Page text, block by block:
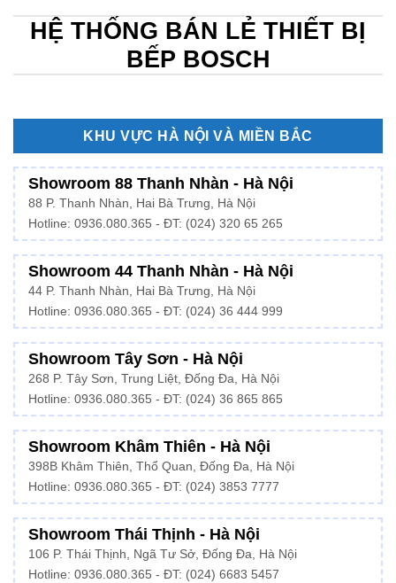
HỆ THỐNG BÁN LẺ THIẾT BỊ
BẾP BOSCH
KHU VỰC HÀ NỘI VÀ MIỀN BẮC
Showroom 88 Thanh Nhàn - Hà Nội
88 P. Thanh Nhàn, Hai Bà Trưng, Hà Nội
Hotline: 0936.080.365 - ĐT: (024) 320 65 265
Showroom 44 Thanh Nhàn - Hà Nội
44 P. Thanh Nhàn, Hai Bà Trưng, Hà Nội
Hotline: 0936.080.365 - ĐT: (024) 36 444 999
Showroom Tây Sơn - Hà Nội
268 P. Tây Sơn, Trung Liệt, Đống Đa, Hà Nội
Hotline: 0936.080.365 - ĐT: (024) 36 865 865
Showroom Khâm Thiên - Hà Nội
398B Khâm Thiên, Thổ Quan, Đống Đa, Hà Nội
Hotline: 0936.080.365 - ĐT: (024) 3853 7777
Showroom Thái Thịnh - Hà Nội
106 P. Thái Thịnh, Ngã Tư Sở, Đống Đa, Hà Nội
Hotline: 0936.080.365 - ĐT: (024) 6683 5457